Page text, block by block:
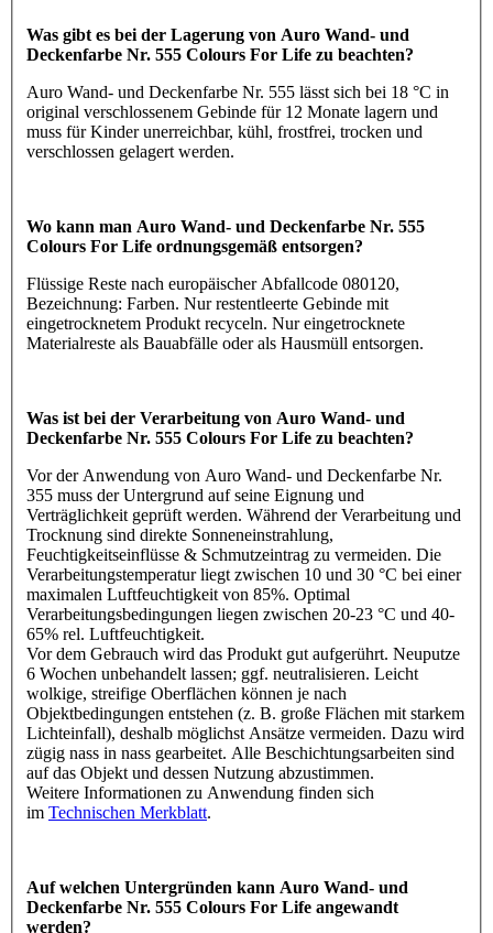
Was gibt es bei der Lagerung von Auro Wand- und
Deckenfarbe Nr. 555 Colours For Life zu beachten?
Auro Wand- und Deckenfarbe Nr. 555 lässt sich bei 18 °C in
original verschlossenem Gebinde für 12 Monate lagern und
muss für Kinder unerreichbar, kühl, frostfrei, trocken und
verschlossen gelagert werden.
Wo kann man Auro Wand- und Deckenfarbe Nr. 555
Colours For Life ordnungsgemäß entsorgen?
Flüssige Reste nach europäischer Abfallcode 080120,
Bezeichnung: Farben. Nur restentleerte Gebinde mit
eingetrocknetem Produkt recyceln. Nur eingetrocknete
Materialreste als Bauabfälle oder als Hausmüll entsorgen.
Was ist bei der Verarbeitung von Auro Wand- und
Deckenfarbe Nr. 555 Colours For Life zu beachten?
Vor der Anwendung von Auro Wand- und Deckenfarbe Nr.
355 muss der Untergrund auf seine Eignung und
Verträglichkeit geprüft werden. Während der Verarbeitung und
Trocknung sind direkte Sonneneinstrahlung,
Feuchtigkeitseinflüsse & Schmutzeintrag zu vermeiden. Die
Verarbeitungstemperatur liegt zwischen 10 und 30 °C bei einer
maximalen Luftfeuchtigkeit von 85%. Optimal
Verarbeitungsbedingungen liegen zwischen 20-23 °C und 40-
65% rel. Luftfeuchtigkeit.
Vor dem Gebrauch wird das Produkt gut aufgerührt. Neuputze
6 Wochen unbehandelt lassen; ggf. neutralisieren. Leicht
wolkige, streifige Oberflächen können je nach
Objektbedingungen entstehen (z. B. große Flächen mit starkem
Lichteinfall), deshalb möglichst Ansätze vermeiden. Dazu wird
zügig nass in nass gearbeitet. Alle Beschichtungsarbeiten sind
auf das Objekt und dessen Nutzung abzustimmen.
Weitere Informationen zu Anwendung finden sich
im Technischen Merkblatt.
Auf welchen Untergründen kann Auro Wand- und
Deckenfarbe Nr. 555 Colours For Life angewandt
werden?